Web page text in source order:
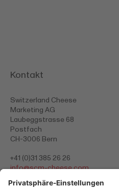
Kontakt
Switzerland Cheese
Marketing AG
Laubeggstrasse 68
Postfach
CH-3006 Bern
+41 (0)31 385 26 26
info@scm-cheese.com